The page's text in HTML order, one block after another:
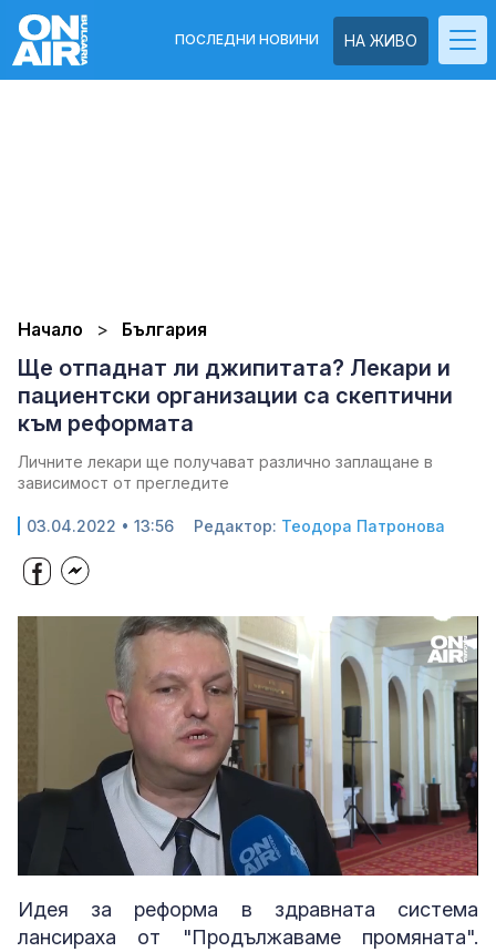
НА ЖИВО
ПОСЛЕДНИ НОВИНИ
Начало България
Ще отпаднат ли джипитата? Лекари и
пациентски организации са скептични
към реформата
Личните лекари ще получават различно заплащане в
зависимост от прегледите
03.04.2022 • 13:56 Редактор: Теодора Патронова
Loaded
35.81%
Идея за реформа в здравната система
лансираха от "Продължаваме промяната".